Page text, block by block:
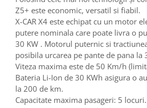
Z5+ este economic, versatil si fiabil.
X-CAR X4 este echipat cu un motor
putere nominala care poate livra o
30 KW . Motorul puternic si
posibila urcarea pe pante de pana la
Viteza maxima este de 50 Km/h
Bateria Li-Ion de 30 KWh asigura o
la 200 de km.
Capacitate maxima pasageri: 5 locuri.